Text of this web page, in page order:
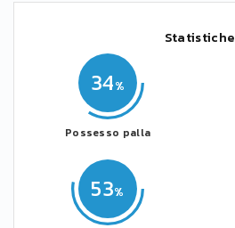
Statistiche
34
Possesso palla
53